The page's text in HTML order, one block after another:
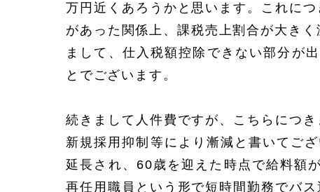
万円近くあろうかと思います。これに
があった関係上、課税売上割合が大き
まして、仕入税額控除できない部分が
とでございます。
続きまして人件費ですが、こちらにつ
新規採用抑制等により漸減と書いてご
延長され、60歳を迎えた時点で給料額
再任用職員という形で短時間勤務でバ